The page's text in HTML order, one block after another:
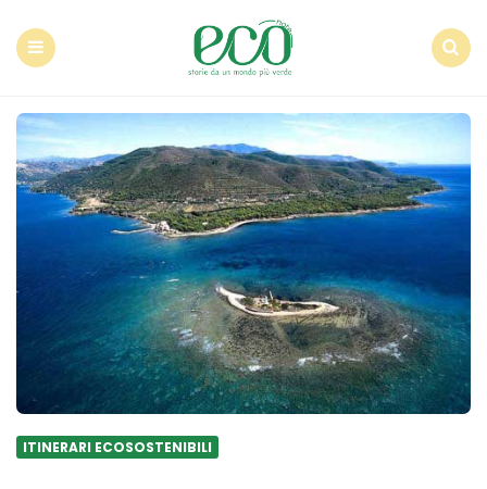
ITINERARI ECOSOSTENIBILI